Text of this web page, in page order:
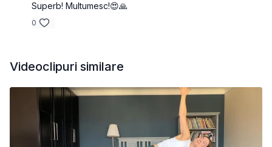
Superb! Multumesc!😍🙏
0
Videoclipuri similare